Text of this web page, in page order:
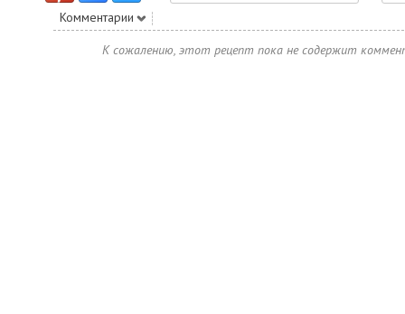
Комментарии
К сожалению, этот рецепт пока не содержит